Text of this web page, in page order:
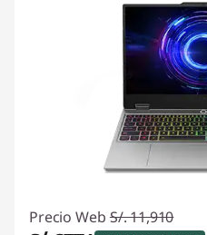
Precio Web S/. 11,910